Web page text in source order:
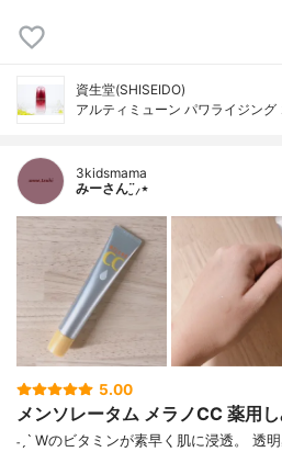
資生堂(SHISEIDO)
アルティミューン パワライジング
3kidsmama
みーさん¨̮⸝⋆
5.00
メンソレータム メラノCC 薬用
˗ˏˋ Wのビタミンが素早く肌に浸透。 透